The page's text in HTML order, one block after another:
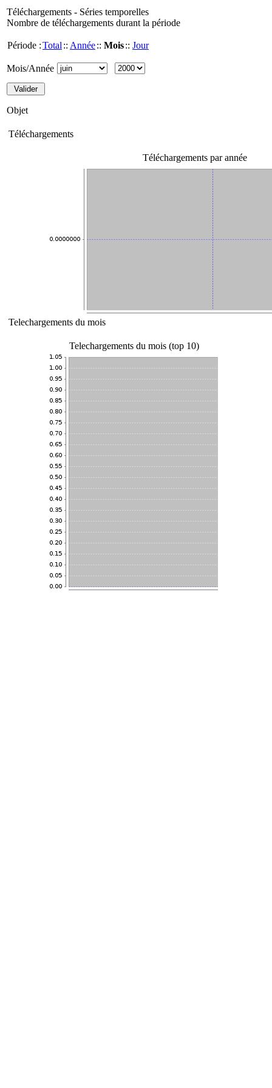
Téléchargements - Séries temporelles
Nombre de téléchargements durant la période
Période :Total :: Année:: Mois:: Jour
Mois/Année
Objet
Téléchargements
Téléchargements par année
Telechargements du mois
Telechargements du mois (top 10)